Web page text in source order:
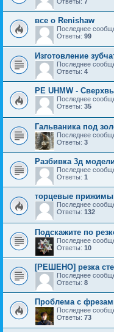
все о Renishaw
Последнее
Ответы: 99
Изготовление
Последнее
Ответы: 4
PE UHMW -
Последнее
Ответы: 35
Гальваника под
Последнее
Ответы: 3
Разбивка 3д
Последнее
Ответы: 1
торцевые прижимы
Последнее
Ответы: 132
Подскажите по
Последнее
Ответы: 10
[РЕШЕНО] резка
Последнее
Ответы: 8
Проблема с
Последнее
Ответы: 73